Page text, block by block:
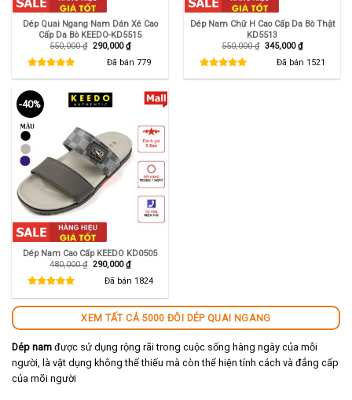
Dép Quai Ngang Nam Dán Xé Cao
Cấp Da Bò KEEDO-KD5515
550,000₫ Giá
550,000 ₫.
290,000₫Giá
hiện
tại
là:
290,000 ₫.
Đã bán 779
Dép Nam Chữ H Cao Cấp Da Bò Thật
KD5513
550,000₫ Giá
550,000 ₫.
345,000₫Giá
hiện
tại
là:
345,000 ₫.
Đã bán 1521
-40%
Dép Nam Cao Cấp KEEDO KD0505
480,000₫ Giá
290,000₫Giá
hiện
tại
Đã bán 1824
XEM TẤT CẢ 5000 ĐÔI DÉP QUAI NGANG
Dép nam được sử dụng rộng rãi trong cuộc sống hàng ngày của mỗi
người, là vật dụng không thể thiếu mà còn thể hiện tính cách và đẳng cấp
của mõi người